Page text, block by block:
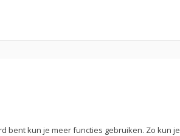
bent kun je meer functies gebruiken. Zo kun je